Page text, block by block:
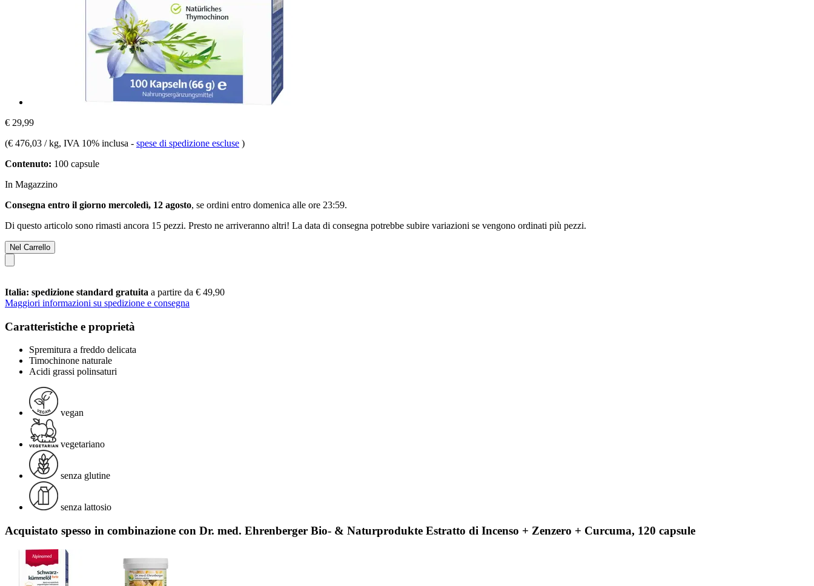
€ 29,99
(€ 476,03 / kg, IVA 10% inclusa - spese di spedizione escluse )
Contenuto: 100 capsule
In Magazzino
Consegna entro il giorno mercoledì, 12 agosto, se ordini entro domenica alle ore 23:59.
Di questo articolo sono rimasti ancora 15 pezzi. Presto ne arriveranno altri! La data di consegna potrebbe subire variazioni se vengono ordinati più pezzi.
Nel Carrello
Italia: spedizione standard gratuita a partire da € 49,90
Maggiori informazioni su spedizione e consegna
Caratteristiche e proprietà
Spremitura a freddo delicata
Timochinone naturale
Acidi grassi polinsaturi
vegan
vegetariano
senza glutine
senza lattosio
Acquistato spesso in combinazione con Dr. med. Ehrenberger Bio- & Naturprodukte Estratto di Incenso + Zenzero + Curcuma, 120 capsule